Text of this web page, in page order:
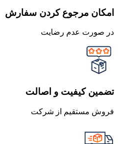
امکان مرجوع کردن سفارش
در صورت عدم رضایت
تضمین کیفیت و اصالت
فروش مستقیم از شرکت